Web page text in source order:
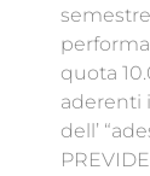
quota
aderenti
dell’